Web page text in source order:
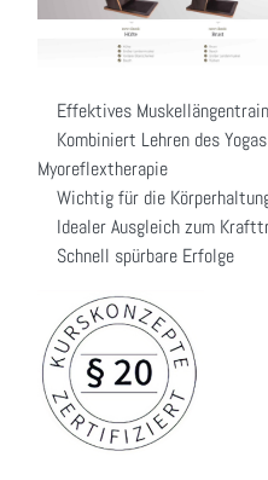
Effektives
Kombiniert Lehren des
Myoreflextherapie
Wichtig für die
Idealer Ausgleich zum
Schnell spürbare Erfolge